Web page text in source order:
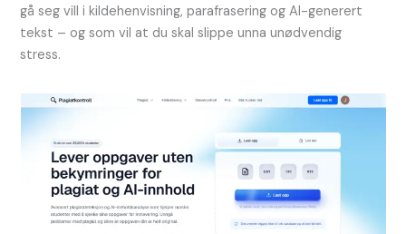
gå seg vill i kildehenvisning, parafrasering og AI-generert
tekst – og som vil at du skal slippe unna unødvendig
stress.